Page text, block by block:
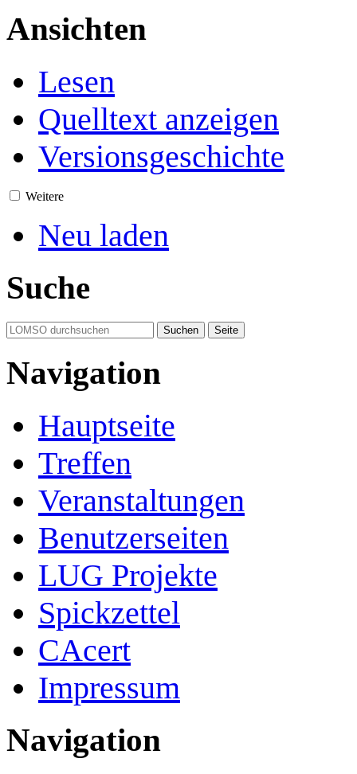
Ansichten
Lesen
Quelltext anzeigen
Versionsgeschichte
Weitere
Neu laden
Suche
Navigation
Hauptseite
Treffen
Veranstaltungen
Benutzerseiten
LUG Projekte
Spickzettel
CAcert
Impressum
Navigation